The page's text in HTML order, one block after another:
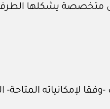
لإمكانياته المتاحة-